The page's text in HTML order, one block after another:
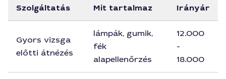
Szolgáltatás Mit tartalmaz Irányár
Gyors vizsga
előtti átnézés
lámpák, gumik,
fék
alapellenőrzés
12.000
-
18.000